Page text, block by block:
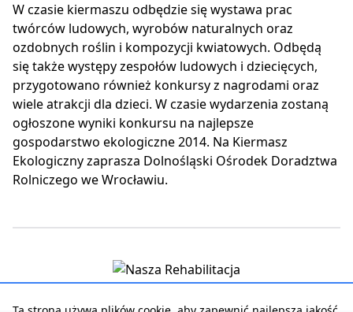
W czasie kiermaszu odbędzie się wystawa prac
twórców ludowych, wyrobów naturalnych oraz
ozdobnych roślin i kompozycji kwiatowych. Odbędą
się także występy zespołów ludowych i dziecięcych,
przygotowano również konkursy z nagrodami oraz
wiele atrakcji dla dzieci. W czasie wydarzenia zostaną
ogłoszone wyniki konkursu na najlepsze
gospodarstwo ekologiczne 2014. Na Kiermasz
Ekologiczny zaprasza Dolnośląski Ośrodek Doradztwa
Rolniczego we Wrocławiu.